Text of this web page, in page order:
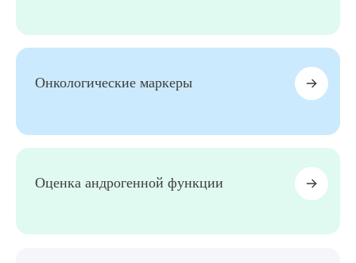
Онкологические маркеры
Оценка андрогенной функции